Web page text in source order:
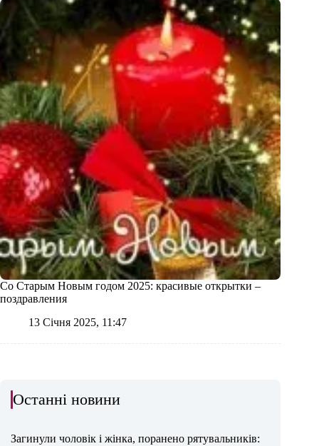
Со Старым Новым годом 2025: красивые открытки –
поздравления
13 Січня 2025, 11:47
Останні новини
Загинули чоловік і жінка, поранено рятувальників: